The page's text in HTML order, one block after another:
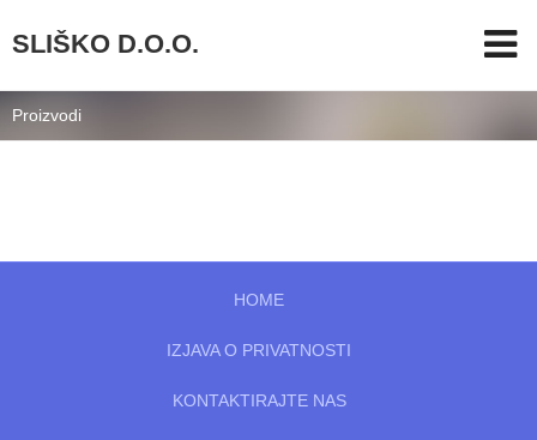
SLIŠKO D.O.O.
Proizvodi
HOME
IZJAVA O PRIVATNOSTI
KONTAKTIRAJTE NAS